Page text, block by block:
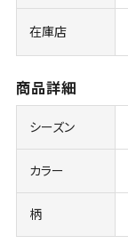
在庫店
商品詳細
シーズン
カラー
柄